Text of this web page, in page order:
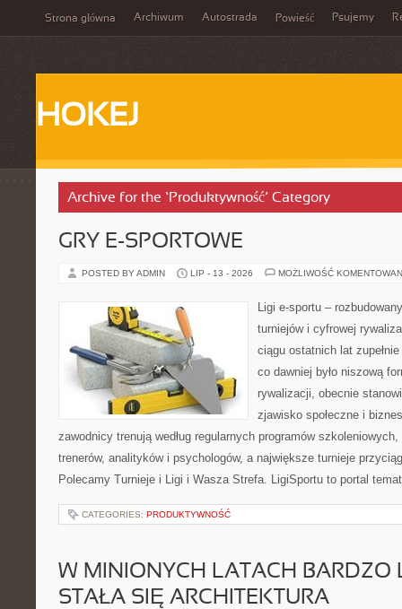
Strona główna Archiwum Autostrada Powieść Psujemy
HOKEJ
Archive for the ‘Produktywność’ Category
GRY E-SPORTOWE
POSTED BY ADMIN LIP - 13 - 2026 MOŻLIWOŚĆ
Ligi e-sportu –
turniejów i cyfrowej
ciągu ostatnich lat
co dawniej było niszową
rywalizacji, obecnie
zjawisko społeczne i
zawodnicy trenują według regularnych programów
trenerów, analityków i psychologów, a największe turnieje
Polecamy Turnieje i Ligi i Wasza Strefa. LigiSportu to portal
CATEGORIES: PRODUKTYWNOŚĆ
W MINIONYCH LATACH BARDZO
STAŁA SIĘ ARCHITEKTURA